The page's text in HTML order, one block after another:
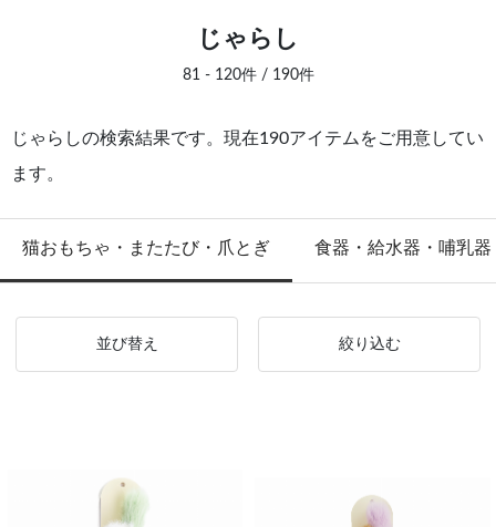
じゃらし
81 - 120件 / 190件
じゃらしの検索結果です。現在190アイテムをご用意してい
ます。
猫おもちゃ・またたび・爪とぎ 食器・給水器・哺乳器
並び替え 絞り込む